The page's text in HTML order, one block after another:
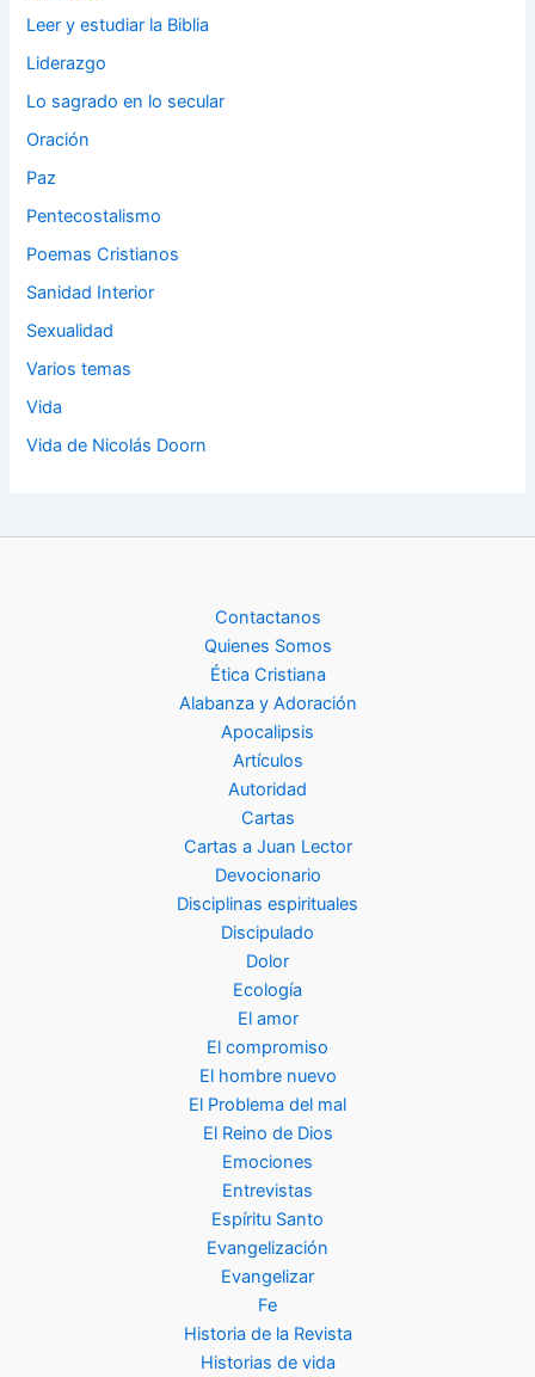
Leer y estudiar la Biblia
Liderazgo
Lo sagrado en lo secular
Oración
Paz
Pentecostalismo
Poemas Cristianos
Sanidad Interior
Sexualidad
Varios temas
Vida
Vida de Nicolás Doorn
Contactanos
Quienes Somos
Ética Cristiana
Alabanza y Adoración
Apocalipsis
Artículos
Autoridad
Cartas
Cartas a Juan Lector
Devocionario
Disciplinas espirituales
Discipulado
Dolor
Ecología
El amor
El compromiso
El hombre nuevo
El Problema del mal
El Reino de Dios
Emociones
Entrevistas
Espíritu Santo
Evangelización
Evangelizar
Fe
Historia de la Revista
Historias de vida